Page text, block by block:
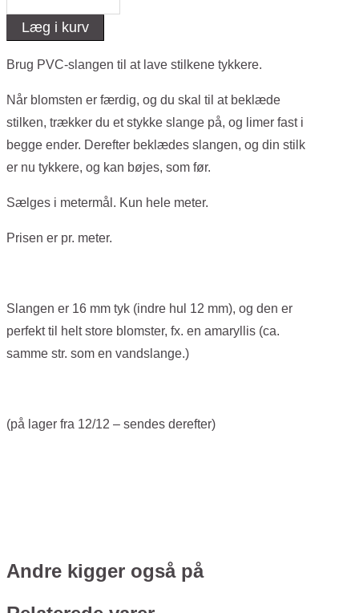
slange,
til
kraftige
stilke
antal
Læg i kurv
Brug PVC-slangen til at lave stilkene tykkere.
Når blomsten er færdig, og du skal til at beklæde
stilken, trækker du et stykke slange på, og limer fast i
begge ender. Derefter beklædes slangen, og din stilk
er nu tykkere, og kan bøjes, som før.
Sælges i metermål. Kun hele meter.
Prisen er pr. meter.
Slangen er 16 mm tyk (indre hul 12 mm), og den er
perfekt til helt store blomster, fx. en amaryllis (ca.
samme str. som en vandslange.)
(på lager fra 12/12 – sendes derefter)
Andre kigger også på